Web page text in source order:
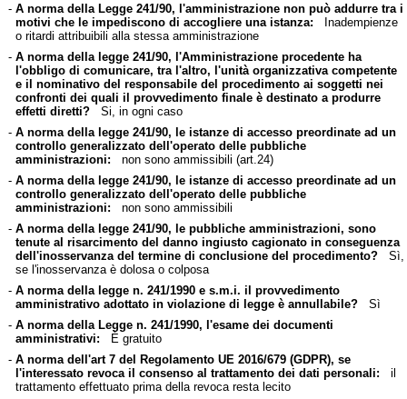
- A norma della Legge 241/90, l'amministrazione non può addurre tra i
motivi che le impediscono di accogliere una istanza: Inadempienze
o ritardi attribuibili alla stessa amministrazione
- A norma della legge 241/90, l'Amministrazione procedente ha
l'obbligo di comunicare, tra l'altro, l'unità organizzativa competente
e il nominativo del responsabile del procedimento ai soggetti nei
confronti dei quali il provvedimento finale è destinato a produrre
effetti diretti?Si, in ogni caso
- A norma della legge 241/90, le istanze di accesso preordinate ad un
controllo generalizzato dell'operato delle pubbliche
amministrazioni: non sono ammissibili (art.24)
- A norma della legge 241/90, le istanze di accesso preordinate ad un
controllo generalizzato dell'operato delle pubbliche
amministrazioni: non sono ammissibili
- A norma della legge 241/90, le pubbliche amministrazioni, sono
tenute al risarcimento del danno ingiusto cagionato in conseguenza
dell'inosservanza del termine di conclusione del procedimento?Sì,
se l'inosservanza è dolosa o colposa
- A norma della legge n. 241/1990 e s.m.i. il provvedimento
amministrativo adottato in violazione di legge è annullabile?Sì
- A norma della Legge n. 241/1990, l'esame dei documenti
amministrativi: È gratuito
- A norma dell'art 7 del Regolamento UE 2016/679 (GDPR), se
l'interessato revoca il consenso al trattamento dei dati personali: il
trattamento effettuato prima della revoca resta lecito